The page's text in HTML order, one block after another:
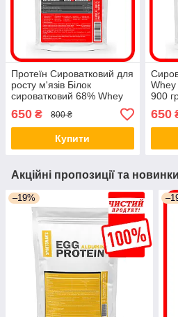
Протеїн Сироватковий для
росту м'язів Білок
сироватковий 68% Whey
Protein 900гр
650 ₴ 800 ₴
Купити
Whey
900
650
Акційні пропозиції та новинки
–19%